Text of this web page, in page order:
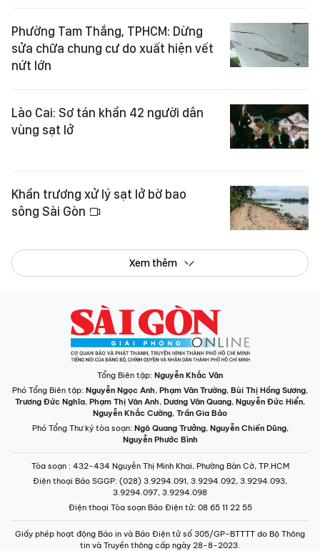
Phường Tam Thắng, TPHCM: Dừng
sửa chữa chung cư do xuất hiện vết
nứt lớn
Lào Cai: Sơ tán khẩn 42 người dân
vùng sạt lở
Khẩn trương xử lý sạt lở bờ bao
sông Sài Gòn
Xem thêm
Tổng Biên tập: Nguyễn Khắc Văn
Phó Tổng Biên tập: Nguyễn Ngọc Anh, Phạm Văn Trường, Bùi Thị Hồng Sương,
Trương Đức Nghĩa, Phạm Thị Vân Anh, Dương Văn Quang, Nguyễn Đức Hiển,
Nguyễn Khắc Cường, Trần Gia Bảo
Phó Tổng Thư ký tòa soạn: Ngô Quang Trưởng, Nguyễn Chiến Dũng,
Nguyễn Phước Bình
Tòa soạn : 432-434 Nguyễn Thị Minh Khai, Phường Bàn Cờ, TP.HCM
Điện thoại Báo SGGP: (028) 3.9294.091, 3.9294.092, 3.9294.093,
3.9294.097, 3.9294.098
Điện thoại Tòa soạn Báo Điện tử: 08 65 11 22 55
Giấy phép hoạt động Báo in và Báo Điện tử số 305/GP-BTTTT do Bộ Thông
tin và Truyền thông cấp ngày 28-8-2023.